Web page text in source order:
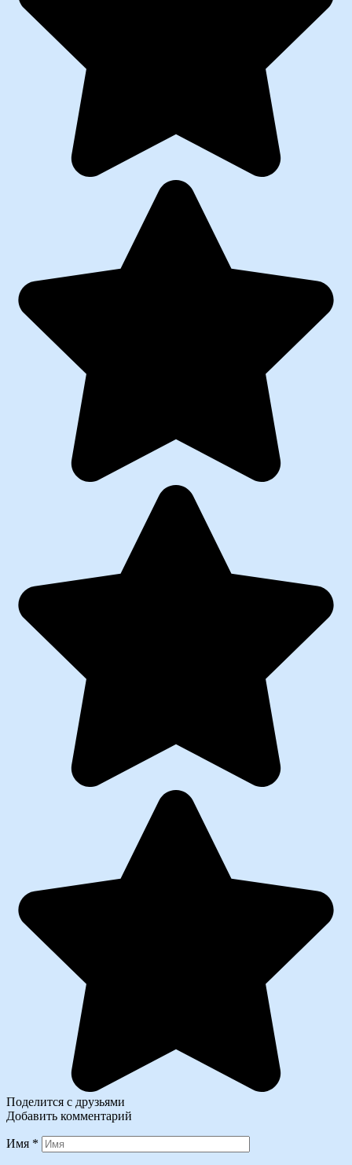
Поделится с друзьями
Добавить комментарий
Имя *